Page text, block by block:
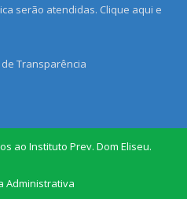
serão atendidas. Clique aqui e
Transparência
ao Instituto Prev. Dom Eliseu.
Administrativa